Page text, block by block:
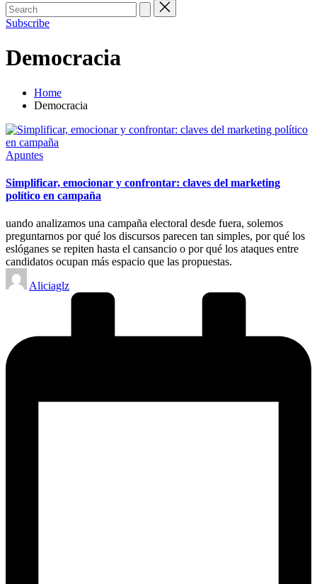
Subscribe
Democracia
Home
Democracia
Posted
Apuntes
Simplificar, emocionar y confrontar: claves del marketing
político en campaña
uando analizamos una campaña electoral desde fuera, solemos
preguntarnos por qué los discursos parecen tan simples, por qué los
eslóganes se repiten hasta el cansancio o por qué los ataques entre
candidatos ocupan más espacio que las propuestas.
Posted
by
Aliciaglz